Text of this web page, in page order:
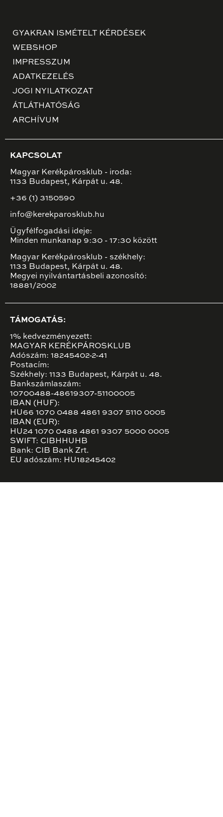
GYAKRAN ISMÉTELT KÉRDÉSEK
WEBSHOP
IMPRESSZUM
ADATKEZELÉS
JOGI NYILATKOZAT
ÁTLÁTHATÓSÁG
ARCHÍVUM
KAPCSOLAT
Magyar Kerékpárosklub - iroda:
1133 Budapest, Kárpát u. 48.
+36 (1) 3150590
info@kerekparosklub.hu
Ügyfélfogadási ideje:
Minden munkanap 9:30 - 17:30 között
Magyar Kerékpárosklub - székhely:
1133 Budapest, Kárpát u. 48.
Megyei nyilvántartásbeli azonosító:
18881/2002
TÁMOGATÁS:
1% kedvezményezett:
MAGYAR KERÉKPÁROSKLUB
Adószám: 18245402-2-41
Postacím:
Székhely: 1133 Budapest, Kárpát u. 48.
Bankszámlaszám:
10700488-48619307-51100005
IBAN (HUF):
HU66 1070 0488 4861 9307 5110 0005
IBAN (EUR):
HU24 1070 0488 4861 9307 5000 0005
SWIFT: CIBHHUHB
Bank: CIB Bank Zrt.
EU adószám: HU18245402